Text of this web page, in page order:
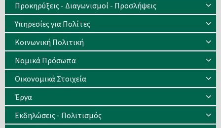
Προκηρύξεις - Διαγωνισμοί - Προσλήψεις
Υπηρεσίες για Πολίτες
Κοινωνική Πολιτική
Νομικά Πρόσωπα
Οικονομικά Στοιχεία
Έργα
Εκδηλώσεις - Πολιτισμός